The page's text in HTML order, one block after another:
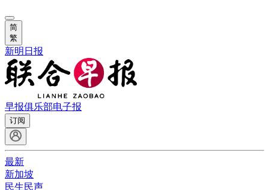
简
繁
新明日报
早报俱乐部电子报
订阅
最新
新加坡
民生民声